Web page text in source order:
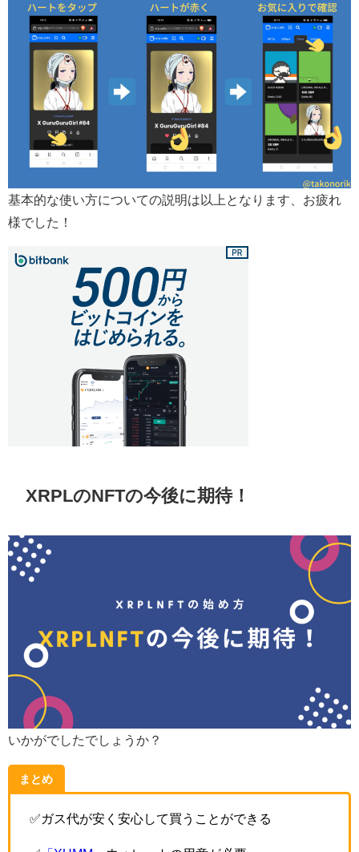
基本的な使い方についての説明は以上となります、お疲れ
様でした！
XRPLのNFTの今後に期待！
いかがでしたでしょうか？
まとめ
✅ガス代が安く安心して買うことができる